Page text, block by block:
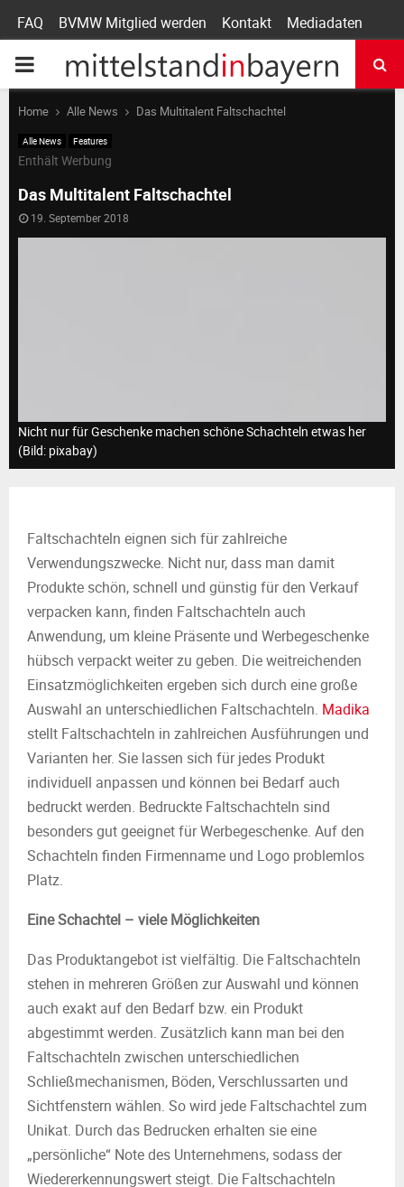
FAQ BVMW Mitglied werden Kontakt Mediadaten
P
R
I
M
E
U
Home Alle News Das Multitalent Faltschachtel
Alle News Features
Enthält Werbung
Das Multitalent Faltschachtel
19. September 2018
Nicht nur für Geschenke machen schöne Schachteln etwas her
(Bild: pixabay)
Faltschachteln eignen sich für zahlreiche
Verwendungszwecke. Nicht nur, dass man damit
Produkte schön, schnell und günstig für den Verkauf
verpacken kann, finden Faltschachteln auch
Anwendung, um kleine Präsente und Werbegeschenke
hübsch verpackt weiter zu geben. Die weitreichenden
Einsatzmöglichkeiten ergeben sich durch eine große
Auswahl an unterschiedlichen Faltschachteln. Madika
stellt Faltschachteln in zahlreichen Ausführungen und
Varianten her. Sie lassen sich für jedes Produkt
individuell anpassen und können bei Bedarf auch
bedruckt werden. Bedruckte Faltschachteln sind
besonders gut geeignet für Werbegeschenke. Auf den
Schachteln finden Firmenname und Logo problemlos
Platz.
Eine Schachtel – viele Möglichkeiten
Das Produktangebot ist vielfältig. Die Faltschachteln
stehen in mehreren Größen zur Auswahl und können
auch exakt auf den Bedarf bzw. ein Produkt
abgestimmt werden. Zusätzlich kann man bei den
Faltschachteln zwischen unterschiedlichen
Schließmechanismen, Böden, Verschlussarten und
Sichtfenstern wählen. So wird jede Faltschachtel zum
Unikat. Durch das Bedrucken erhalten sie eine
„persönliche“ Note des Unternehmens, sodass der
Wiedererkennungswert steigt. Die Faltschachteln